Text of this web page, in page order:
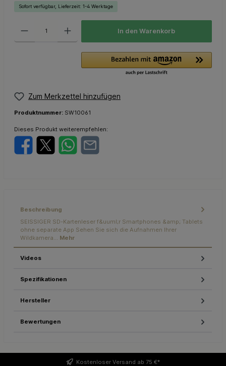
Sofort verfügbar, Lieferzeit: 1-4 Werktage
In den Warenkorb
Zum Merkzettel hinzufügen
Produktnummer: SW10061
Dieses Produkt weiterempfehlen:
Beschreibung
SEISSIGER SD-Kartenleser f&uuml;r Smartphones &amp; Tablets
ohne separate App Sehen Sie sich die Aufnahmen Ihrer
Wildkamera… Mehr
Videos
Spezifikationen
Hersteller
Bewertungen
Kostenloser Versand ab 75 €*